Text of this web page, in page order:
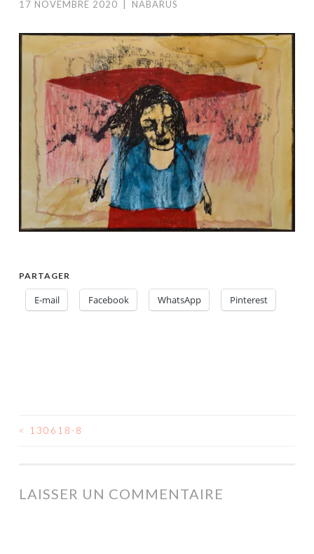
17 NOVEMBRE 2020 NABARUS
PARTAGER
E-mail Facebook WhatsApp Pinterest
NAVIGATION
ARTICLES
< 130618-8
LAISSER UN COMMENTAIRE